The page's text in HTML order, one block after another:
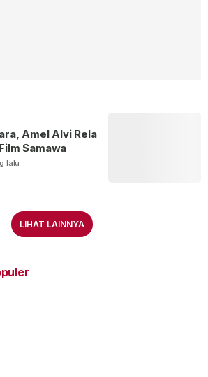
lalu
Amel Alvi Rela
Samawa
LIHAT LAINNYA